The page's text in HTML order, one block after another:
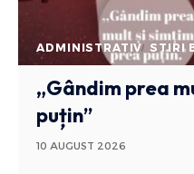
ADMINISTRATIV STIRI
„Gândim prea
puțin”
10 AUGUST 2026